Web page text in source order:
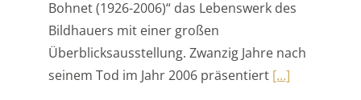
seinem Tod im Jahr 2006 präsentiert […]
HERMANN HESSE – BEREIT ZUM
AUFBRUCH